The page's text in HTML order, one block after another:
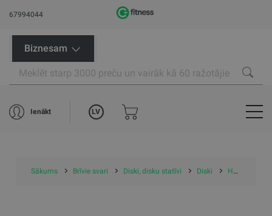
67994044
Biznesam
Ienākt LV
Sākums Brīvie svari Diski, disku statīvi Diski HAMMER OLYMPIC PLATES,URETHANE,RNDX